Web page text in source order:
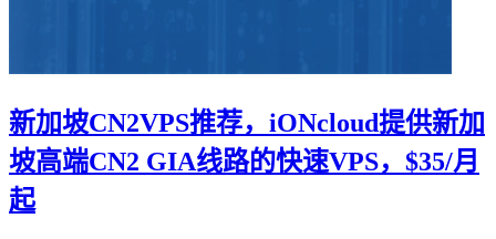
新加坡CN2VPS推荐，iONcloud提供新加
坡高端CN2 GIA线路的快速VPS，$35/月
起